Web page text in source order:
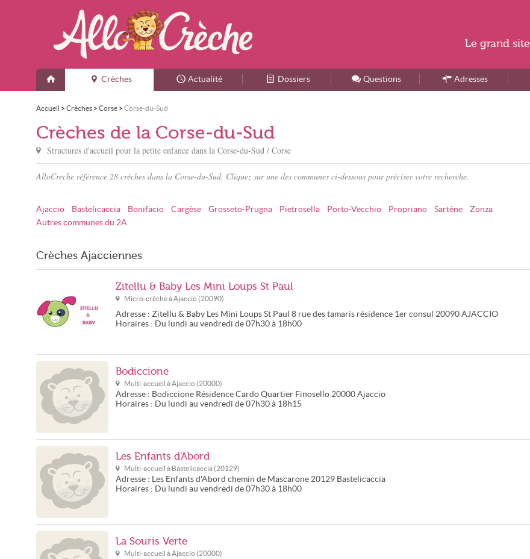
Accueil
Crèches Actualité Dossiers Questions Adresses
Accueil > Crèches > Corse > Corse-du-Sud
Crèches de la Corse-du-Sud
Structures d'accueil pour la petite enfance dans la Corse-du-Sud / Corse
AlloCreche référence 28 crèches dans la Corse-du-Sud. Cliquez sur une des communes ci-dessous pour préciser votre recherche.
Ajaccio Bastelicaccia Bonifacio Cargèse Grosseto-Prugna Pietrosella Porto-Vecchio Propriano Sartène
Zonza
Autres communes du 2A
Crèches Ajacciennes
Zitellu & Baby Les Mini Loups St Paul
Micro-crèche àAjaccio (20090)
Adresse : Zitellu & Baby Les Mini Loups St Paul 8 rue des tamaris résidence 1er consul 20090 AJACCIO
Horaires : Du lundi au vendredi de 07h30 à 18h00
Bodiccione
Multi-accueil àAjaccio (20000)
Adresse : Bodiccione Résidence Cardo Quartier Finosello 20000 Ajaccio
Horaires : Du lundi au vendredi de 07h30 à 18h15
Les Enfants d'Abord
Multi-accueil à Bastelicaccia (20129)
Adresse : Les Enfants d'Abord chemin de Mascarone 20129 Bastelicaccia
Horaires : Du lundi au vendredi de 07h30 à 18h00
La Souris Verte
Multi-accueil àAjaccio (20000)
Le grand site